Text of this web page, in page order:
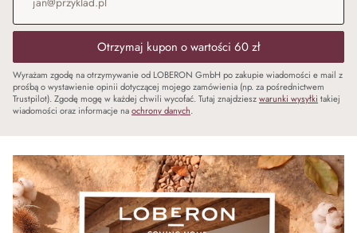
Otrzymaj kupon o wartości 60 zł
Wyrażam zgodę na otrzymywanie od LOBERON GmbH po zakupie wiadomości e mail z
prośbą o wystawienie opinii dotyczącej mojego zamówienia (np. za pośrednictwem
Trustpilot). Zgodę mogę w każdej chwili wycofać. Tutaj znajdzieszwarunki wysyłki takiej
wiadomości oraz informacje naochrony danych.